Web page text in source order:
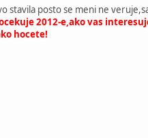
stavila posto se meni ne
2012-e,ako vas
hocete!